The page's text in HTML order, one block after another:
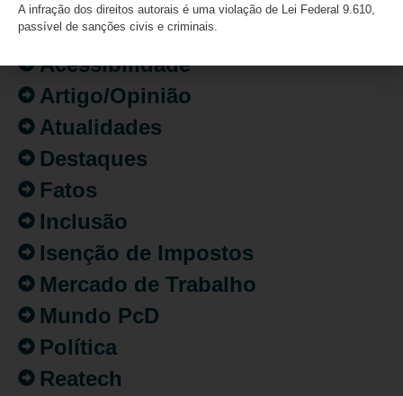
CATEGORIAS
Acessibilidade
Artigo/Opinião
Atualidades
Destaques
Fatos
Inclusão
Isenção de Impostos
Mercado de Trabalho
Mundo PcD
Política
Reatech
A infração dos direitos autorais é uma violação de Lei Federal 9.610,
passível de sanções civis e criminais.